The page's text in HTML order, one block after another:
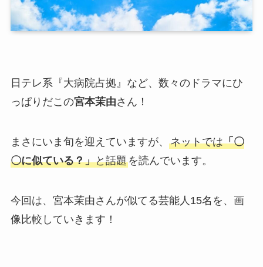
日テレ系『大病院占拠』など、数々のドラマにひ
っぱりだこの宮本茉由さん！
まさにいま旬を迎えていますが、 ネットでは「〇
〇に似ている？」と話題を読んでいます。
今回は、宮本茉由さんが似てる芸能人15名を、画
像比較していきます！